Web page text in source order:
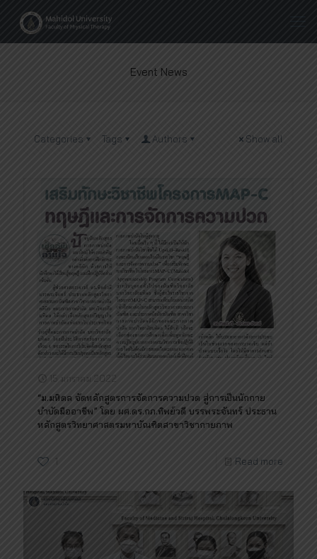
Event News
Categories Tags Authors Show all
15 มกราคม 2022
“ม.มหิดล จัดหลักสูตรการจัดการความปวด สู่การเป็นนักกาย
บำบัดมืออาชีพ” โดย ผศ.ดร.กภ.ทิพย์วดี บรรพระจันทร์ ประธาน
หลักสูตรวิทยาศาสตรมหาบัณฑิตสาขาวิชากายภาพ
1 Read more